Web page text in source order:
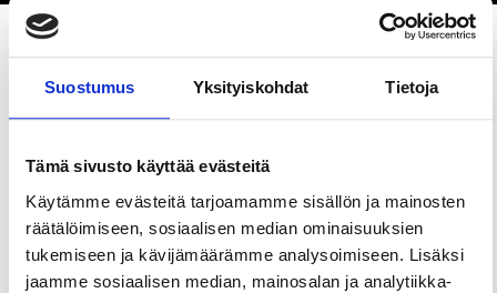
Suostumus Yksityiskohdat Tietoja
Tämä sivusto käyttää evästeitä
Käytämme evästeitä tarjoamamme sisällön ja mainosten
räätälöimiseen, sosiaalisen median ominaisuuksien
tukemiseen ja kävijämäärämme analysoimiseen. Lisäksi
jaamme sosiaalisen median, mainosalan ja analytiikka-
Share this page
Experience the peace and untouched beauty of
Laipanmaa, one of southern Finland’s largest
continuous forest areas. This guided hike starts at
the historic Rajala forest cabin and winds through
diverse forest landscapes, past small bogs, and